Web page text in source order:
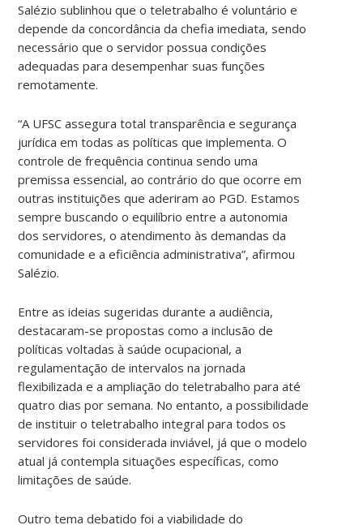
Salézio sublinhou que o teletrabalho é voluntário e
depende da concordância da chefia imediata, sendo
necessário que o servidor possua condições
adequadas para desempenhar suas funções
remotamente.
“A UFSC assegura total transparência e segurança
jurídica em todas as políticas que implementa. O
controle de frequência continua sendo uma
premissa essencial, ao contrário do que ocorre em
outras instituições que aderiram ao PGD. Estamos
sempre buscando o equilíbrio entre a autonomia
dos servidores, o atendimento às demandas da
comunidade e a eficiência administrativa”, afirmou
Salézio.
Entre as ideias sugeridas durante a audiência,
destacaram-se propostas como a inclusão de
políticas voltadas à saúde ocupacional, a
regulamentação de intervalos na jornada
flexibilizada e a ampliação do teletrabalho para até
quatro dias por semana. No entanto, a possibilidade
de instituir o teletrabalho integral para todos os
servidores foi considerada inviável, já que o modelo
atual já contempla situações específicas, como
limitações de saúde.
Outro tema debatido foi a viabilidade do